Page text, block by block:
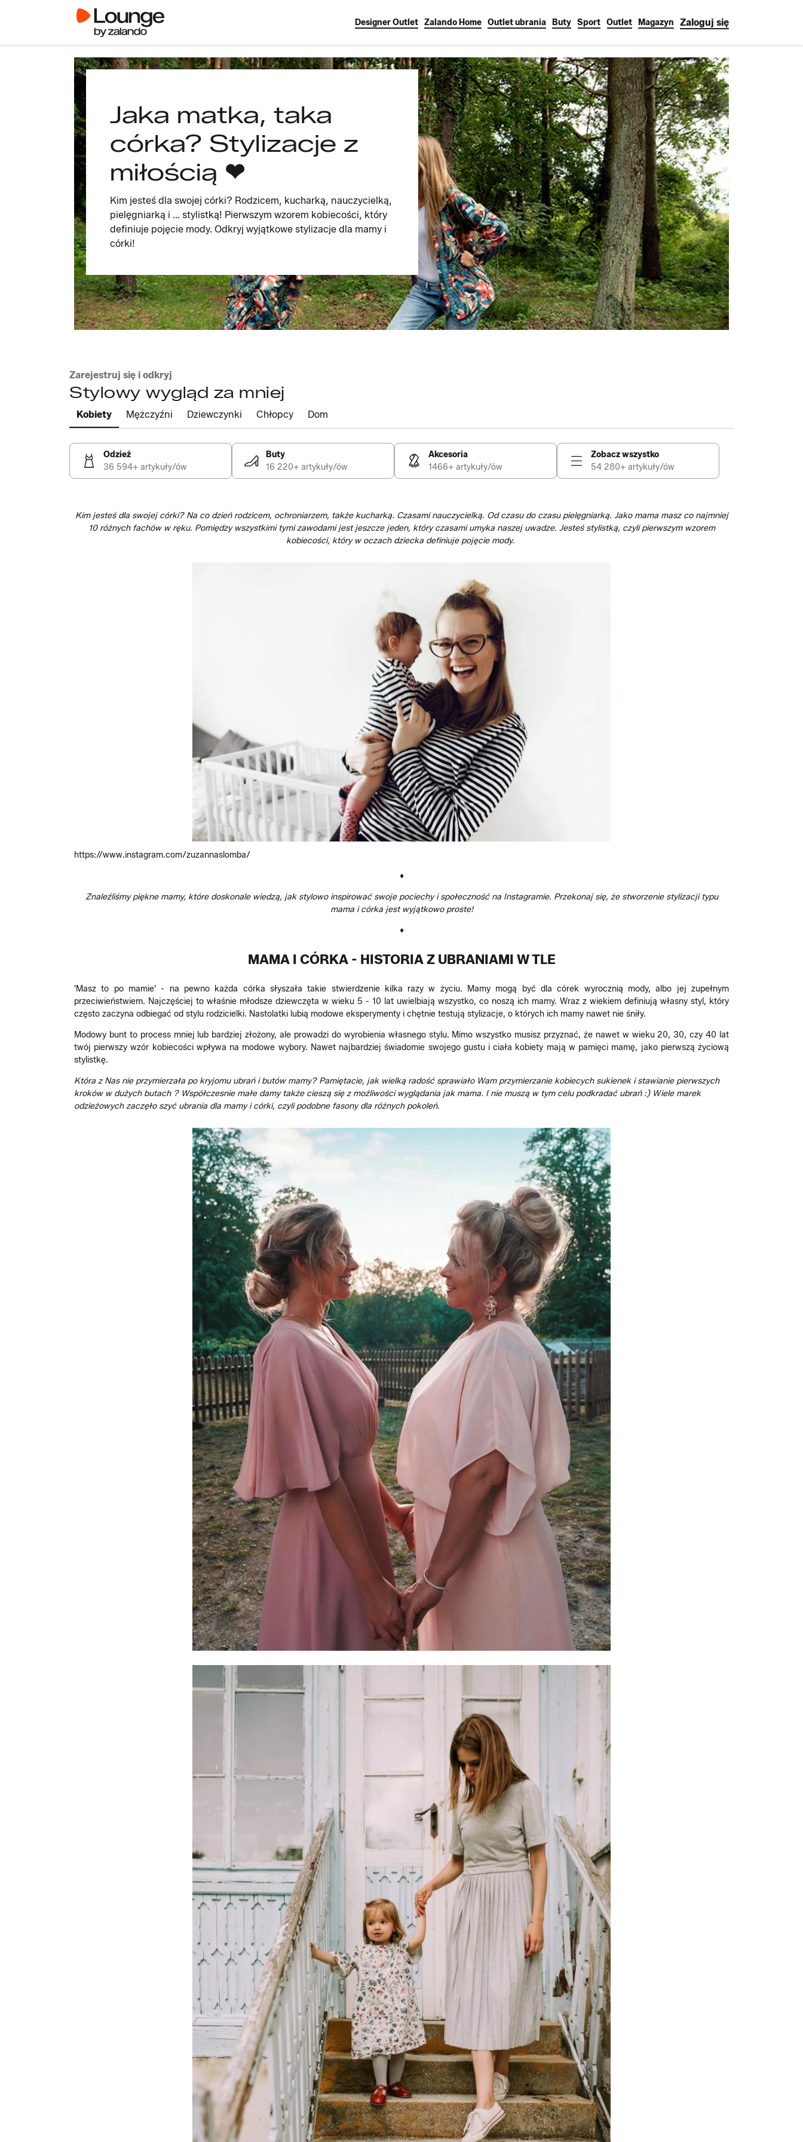
Designer Outlet Zalando Home Outlet ubrania Buty Sport Outlet Magazyn Zaloguj się
Jaka matka, taka
córka? Stylizacje z
miłością ❤
Kim jesteś dla swojej córki? Rodzicem, kucharką, nauczycielką,
pielęgniarką i ... stylistką! Pierwszym wzorem kobiecości, który
definiuje pojęcie mody. Odkryj wyjątkowe stylizacje dla mamy i
córki!
Zarejestruj się i odkryj
Stylowy wygląd za mniej
Kobiety Mężczyźni Dziewczynki Chłopcy Dom
Odzież
36 594+ artykuły/ów
Buty
16 220+ artykuły/ów
Akcesoria
1466+ artykuły/ów
Zobacz wszystko
54 280+ artykuły/ów
Kim jesteś dla swojej córki? Na co dzień rodzicem, ochroniarzem, także kucharką. Czasami nauczycielką. Od czasu do czasu pielęgniarką. Jako mama masz co najmniej
10 różnych fachów w ręku. Pomiędzy wszystkimi tymi zawodami jest jeszcze jeden, który czasami umyka naszej uwadze. Jesteś stylistką, czyli pierwszym wzorem
kobiecości, który w oczach dziecka definiuje pojęcie mody.
https://www.instagram.com/zuzannaslomba/
♦
Znaleźliśmy piękne mamy, które doskonale wiedzą, jak stylowo inspirować swoje pociechy i społeczność na Instagramie. Przekonaj się, że stworzenie stylizacji typu
mama i córka jest wyjątkowo proste!
♦
MAMA I CÓRKA - HISTORIA Z UBRANIAMI W TLE
'Masz to po mamie' - na pewno każda córka słyszała takie stwierdzenie kilka razy w życiu. Mamy mogą być dla córek wyrocznią mody, albo jej zupełnym
przeciwieństwiem. Najczęściej to właśnie młodsze dziewczęta w wieku 5 - 10 lat uwielbiają wszystko, co noszą ich mamy. Wraz z wiekiem definiują własny styl, który
często zaczyna odbiegać od stylu rodzicielki. Nastolatki lubią modowe eksperymenty i chętnie testują stylizacje, o których ich mamy nawet nie śniły.
Modowy bunt to process mniej lub bardziej złożony, ale prowadzi do wyrobienia własnego stylu. Mimo wszystko musisz przyznać, że nawet w wieku 20, 30, czy 40 lat
twój pierwszy wzór kobiecości wpływa na modowe wybory. Nawet najbardziej świadomie swojego gustu i ciała kobiety mają w pamięci mamę, jako pierwszą życiową
stylistkę.
Która z Nas nie przymierzała po kryjomu ubrań i butów mamy? Pamiętacie, jak wielką radość sprawiało Wam przymierzanie kobiecych sukienek i stawianie pierwszych
kroków w dużych butach ? Współczesnie małe damy także cieszą się z możliwości wyglądania jak mama. I nie muszą w tym celu podkradać ubrań :) Wiele marek
odzieżowych zaczęło szyć ubrania dla mamy i córki, czyli podobne fasony dla różnych pokoleń.